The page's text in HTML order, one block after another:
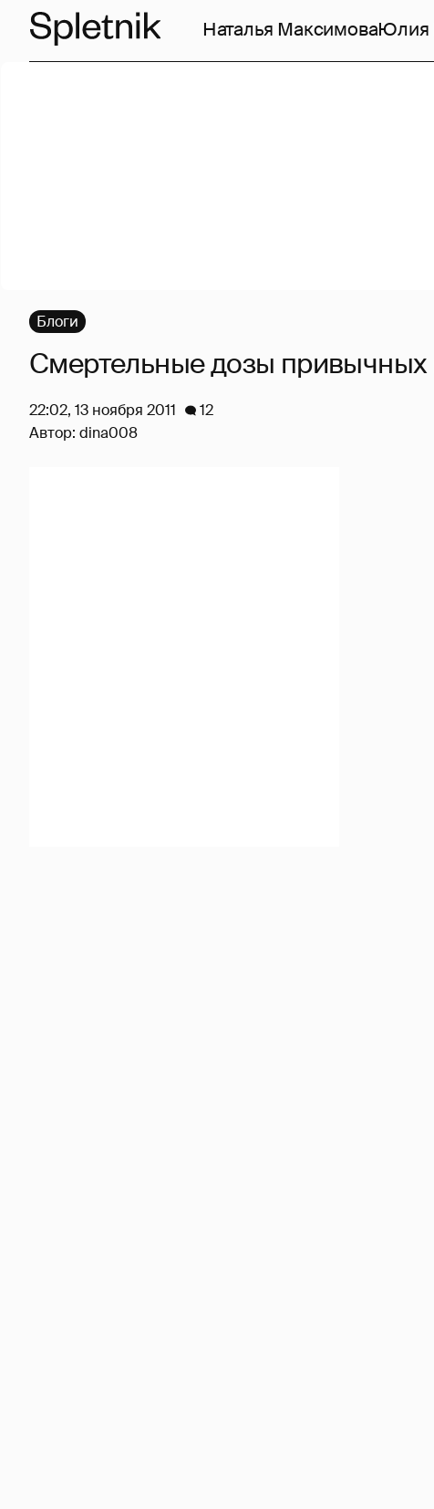
Наталья МаксимоваЮлия
Блоги
Смертельные дозы привычных
22:02, 13 ноября 2011
12
Автор: dina008